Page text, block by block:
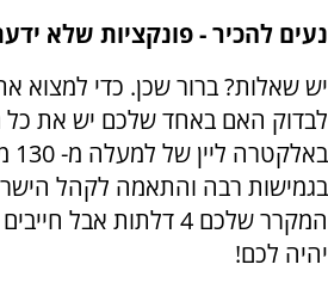
נעים להכיר - פונקציות שלא
יש שאלות? ברור שכן. כדי למצוא
לבדוק האם באחד שלכם יש את
בגמישות רבה והתאמה לקהל
המקרר שלכם 4 דלתות אבל
יהיה לכם!